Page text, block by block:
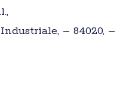
– 84020, –